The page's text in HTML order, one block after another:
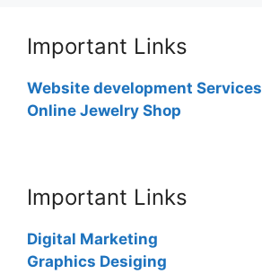
Important Links
Website development Services
Online Jewelry Shop
Important Links
Digital Marketing
Graphics Desiging